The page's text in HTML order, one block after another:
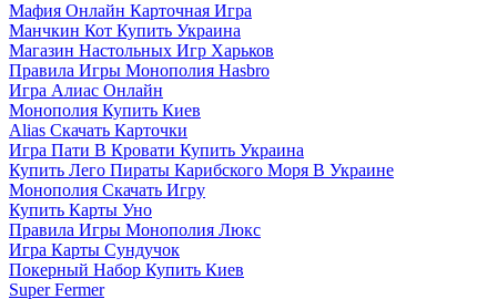
Мафия Онлайн Карточная Игра
Манчкин Кот Купить Украина
Магазин Настольных Игр Харьков
Правила Игры Монополия Hasbro
Игра Алиас Онлайн
Монополия Купить Киев
Alias Скачать Карточки
Игра Пати В Кровати Купить Украина
Купить Лего Пираты Карибского Моря В Украине
Монополия Скачать Игру
Купить Карты Уно
Правила Игры Монополия Люкс
Игра Карты Сундучок
Покерный Набор Купить Киев
Super Fermer